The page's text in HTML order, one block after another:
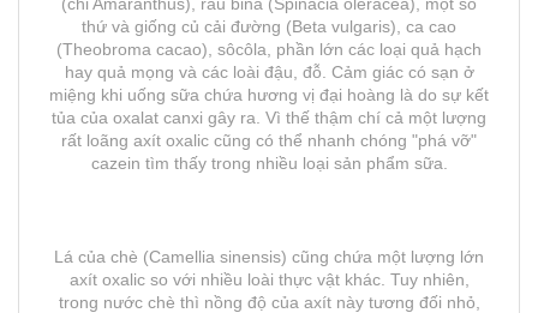
thứ và giống củ cải đường (Beta vulgaris), ca cao
(Theobroma cacao), sôcôla, phần lớn các loại quả hạch
hay quả mọng và các loài đậu, đỗ. Cảm giác có sạn ở
miệng khi uống sữa chứa hương vị đại hoàng là do sự kết
tủa của oxalat canxi gây ra. Vì thế thậm chí cả một lượng
rất loãng axít oxalic cũng có thể nhanh chóng "phá vỡ"
cazein tìm thấy trong nhiều loại sản phẩm sữa.
Lá của chè (Camellia sinensis) cũng chứa một lượng lớn
axít oxalic so với nhiều loài thực vật khác. Tuy nhiên,
trong nước chè thì nồng độ của axít này tương đối nhỏ,